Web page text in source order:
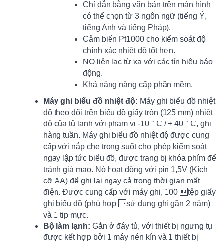
Chỉ dẫn bằng văn bản trên màn hình
có thể chọn từ 3 ngôn ngữ (tiếng Ý,
tiếng Anh và tiếng Pháp).
Cảm biến Pt1000 cho kiểm soát độ
chính xác nhiệt độ tốt hơn.
NO liên lạc từ xa với các tín hiệu báo
động.
Khả năng nâng cấp phần mềm.
Máy ghi biểu đồ nhiệt độ: Máy ghi biểu đồ nhiệt
độ theo dõi trên biểu đồ giấy tròn (125 mm) nhiệt
độ của tủ lạnh với phạm vi -10 ° C / + 40 ° C, ghi
hàng tuần. Máy ghi biểu đồ nhiệt độ được cung
cấp với nắp che trong suốt cho phép kiểm soát
ngay lập tức biểu đồ, được trang bị khóa phím để
tránh giả mạo. Nó hoạt động với pin 1,5V (Kích
cỡ AA) để ghi lại ngay cả trong thời gian mất
điện. Được cung cấp với máy ghi, 100 tệp giấy
ghi biểu đồ (phù hợp sử dụng ghi gần 2 năm)
và 1 tip mực.
Bộ làm lạnh: Gắn ở đáy tủ, với thiết bị ngưng tụ
được kết hợp bởi 1 máy nén kín và 1 thiết bị